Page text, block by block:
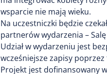
wsparcie nie mają wieku.
Na uczestniczki będzie
partnerów wydarzenia –
Udział w wydarzeniu jest
wcześniejsze zapisy
Projekt jest dofinansowany